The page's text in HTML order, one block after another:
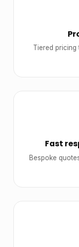
Tiered
Fast
Bespoke